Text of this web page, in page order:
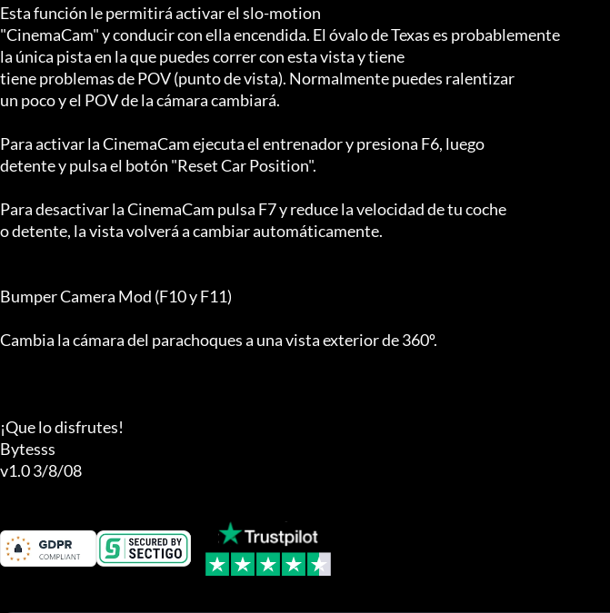
Esta función le permitirá activar el slo-motion
"CinemaCam" y conducir con ella encendida. El óvalo de Texas es probablemente
la única pista en la que puedes correr con esta vista y tiene
tiene problemas de POV (punto de vista). Normalmente puedes ralentizar
un poco y el POV de la cámara cambiará.
Para activar la CinemaCam ejecuta el entrenador y presiona F6, luego
detente y pulsa el botón "Reset Car Position".
Para desactivar la CinemaCam pulsa F7 y reduce la velocidad de tu coche
o detente, la vista volverá a cambiar automáticamente.
Bumper Camera Mod (F10 y F11)
Cambia la cámara del parachoques a una vista exterior de 360º.
¡Que lo disfrutes!
Bytesss
v1.0 3/8/08